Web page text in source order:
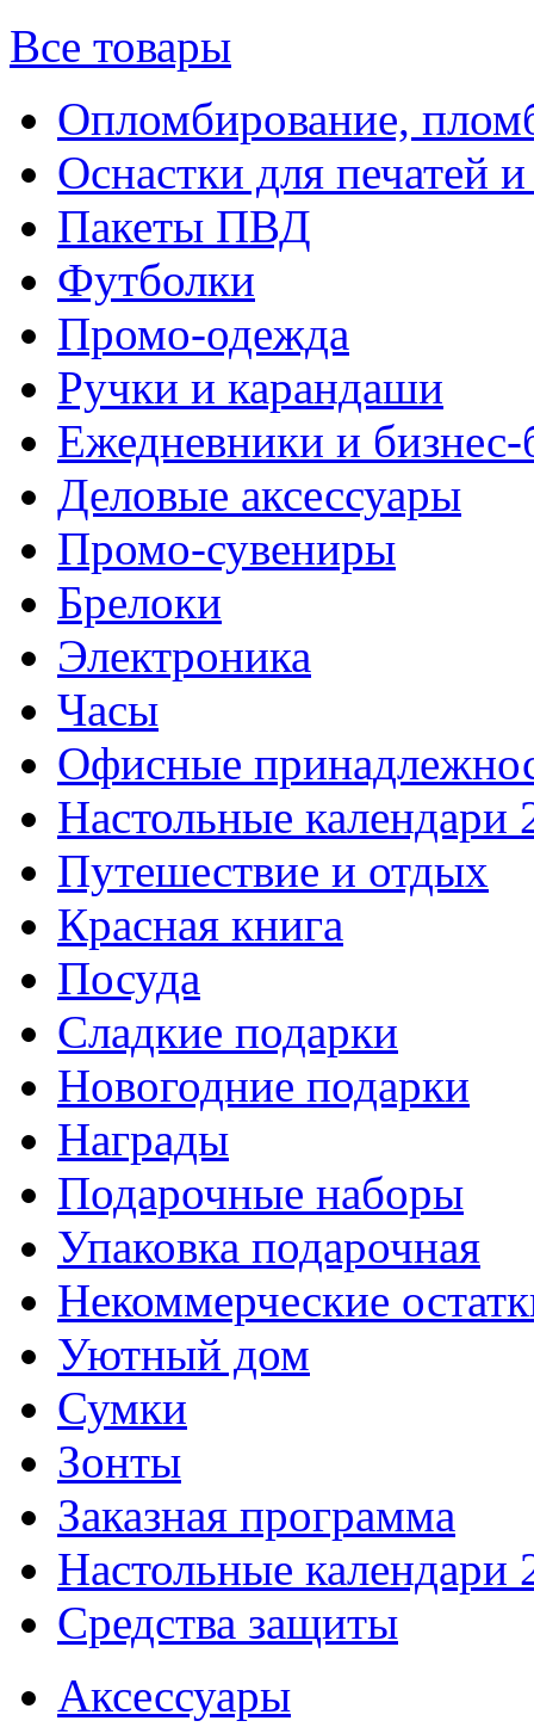
Все товары
Опломбирование,
Оснастки для печатей
Пакеты ПВД
Футболки
Промо-одежда
Ручки и карандаши
Ежедневники и
Деловые аксессуары
Промо-сувениры
Брелоки
Электроника
Часы
Офисные
Настольные календари
Путешествие и отдых
Красная книга
Посуда
Сладкие подарки
Новогодние подарки
Награды
Подарочные наборы
Упаковка подарочная
Некоммерческие
Уютный дом
Сумки
Зонты
Заказная программа
Настольные календари
Средства защиты
Аксессуары